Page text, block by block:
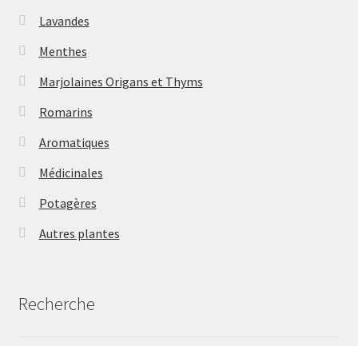
Lavandes
Menthes
Marjolaines Origans et Thyms
Romarins
Aromatiques
Médicinales
Potagères
Autres plantes
Recherche